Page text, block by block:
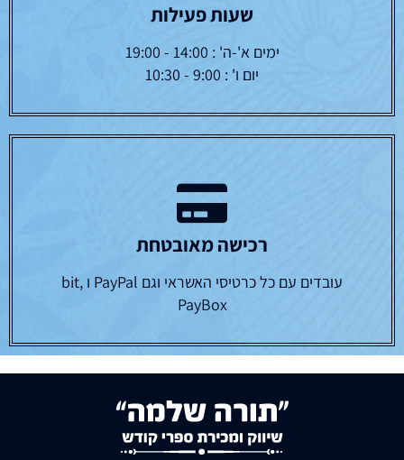
שעות פעילות
ימים א'-ה' : 14:00 - 19:00
יום ו' : 9:00 - 10:30
רכישה מאובטחת
עובדים עם כל כרטיסי האשראי וגם PayPal ו bit,
PayBox